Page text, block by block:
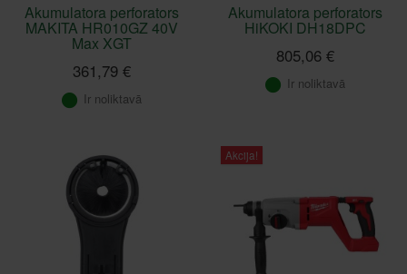
Akumulatora perforators
MAKITA HR010GZ 40V
Max XGT
361,79 €
Ir noliktavā
Akumulatora perforators
HiKOKI DH18DPC
805,06 €
Ir noliktavā
Akcija!